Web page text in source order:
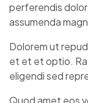
perferendis
assumenda
Dolorem ut
et et et optio.
eligendi sed
Quod amet eos